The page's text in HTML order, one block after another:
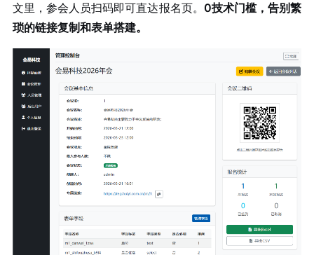
文里，参会人员扫码即可直达报名页。 0技术门槛，告别繁
琐的链接复制和表单搭建。